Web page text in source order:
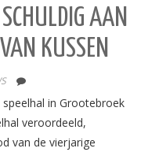
AAN
KUSSEN
in Grootebroek
veroordeeld,
van de vierjarige